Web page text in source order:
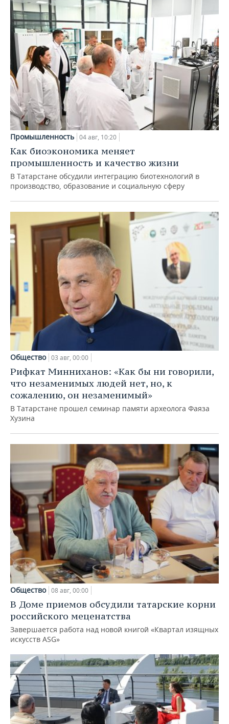
Промышленность 04 авг, 10:20
Как биоэкономика меняет
промышленность и качество жизни
В Татарстане обсудили интеграцию биотехнологий в
производство, образование и социальную сферу
Общество 03 авг, 00:00
Рифкат Минниханов: «Как бы ни говорили,
что незаменимых людей нет, но, к
сожалению, он незаменимый»
В Татарстане прошел семинар памяти археолога Фаяза
Хузина
Общество 08 авг, 00:00
В Доме приемов обсудили татарские корни
российского меценатства
Завершается работа над новой книгой «Квартал изящных
искусств ASG»